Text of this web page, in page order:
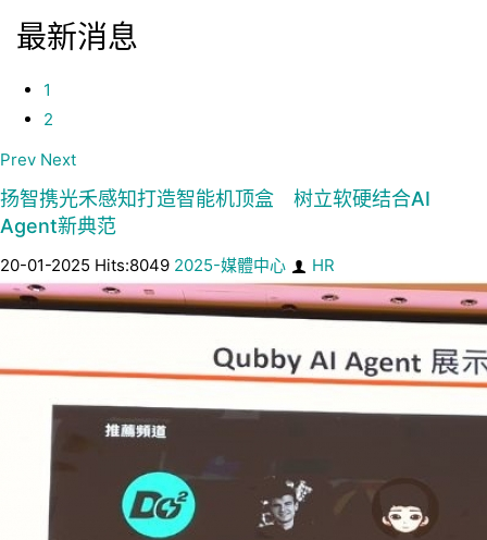
最新消息
1
2
Prev Next
扬智携光禾感知打造智能机顶盒 树立软硬结合AI
Agent新典范
20-01-2025 Hits:8049 2025-媒體中心 HR